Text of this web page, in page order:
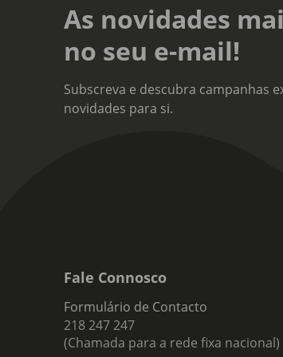
As novidades
no seu e-mail!
Subscreva e descubra campanhas
novidades para si.
Fale Connosco
Formulário de Contacto
218 247 247
(Chamada para a rede fixa nacional)